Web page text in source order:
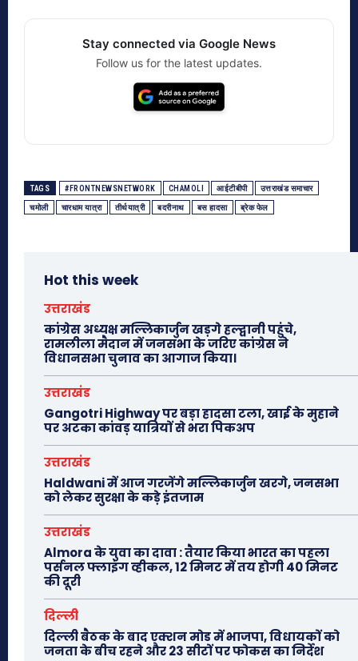
Stay connected via Google News
Follow us for the latest updates.
TAGS #FRONTNEWSNETWORK CHAMOLI आईटीबीपी उत्तराखंड समाचार
चमोली चारधाम यात्रा तीर्थयात्री बदरीनाथ बस हादसा ब्रेक फेल
Hot this week
उत्तराखंड
कांग्रेस अध्यक्ष मल्लिकार्जुन खड़गे हल्द्वानी पहुंचे,
रामलीला मैदान में जनसभा के जरिए कांग्रेस ने
विधानसभा चुनाव का आगाज किया।
उत्तराखंड
Gangotri Highway पर बड़ा हादसा टला, खाई के मुहाने
पर अटका कांवड़ यात्रियों से भरा पिकअप
उत्तराखंड
Haldwani में आज गरजेंगे मल्लिकार्जुन खरगे, जनसभा
को लेकर सुरक्षा के कड़े इंतजाम
उत्तराखंड
Almora के युवा का दावा : तैयार किया भारत का पहला
पर्सनल फ्लाइंग व्हीकल, 12 मिनट में तय होगी 40 मिनट
की दूरी
दिल्ली
दिल्ली बैठक के बाद एक्शन मोड में भाजपा, विधायकों को
जनता के बीच रहने और 23 सीटों पर फोकस का निर्देश